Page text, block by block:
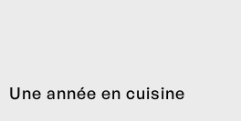
Une année en cuisine